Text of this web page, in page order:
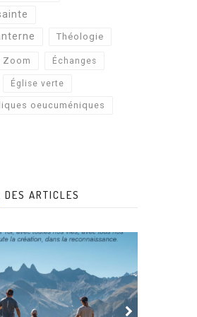
Théologie
Zoom Échanges
Église verte
oeucuméniques
DES ARTICLES